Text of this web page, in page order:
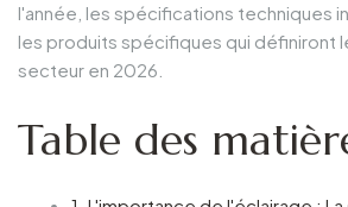
l'année, les spécifications techniques
les produits spécifiques qui définiront
secteur en 2026.
Table des